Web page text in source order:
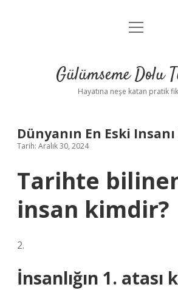
Anasayfa
Yasal Uyarı
menüyü
Gülümseme Dolu
Hayatına neşe katan pratik
Dünyanın En Eski
Tarih: Aralık 30, 2024
Tarihte
insan kimdir?
2.
İnsanlığın 1. atası